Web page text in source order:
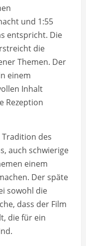
und 1:55
entspricht. Die
die
Themen. Der
einem
Inhalt
Rezeption
des
auch schwierige
einem
Der späte
sowohl die
dass der Film
die für ein